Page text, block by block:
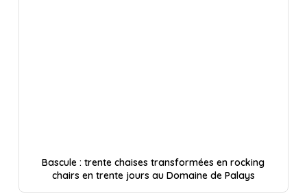
Bascule : trente chaises transformées en rocking
chairs en trente jours au Domaine de Palays